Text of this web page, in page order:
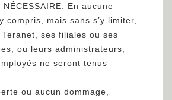
NÉCESSAIRE. En aucune
compris, mais sans s’y limiter,
ses filiales ou ses
ou leurs administrateurs,
ne seront tenus
ou aucun dommage,